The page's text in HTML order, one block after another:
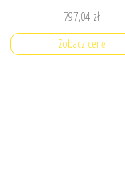
797,04 zł
Zobacz cenę